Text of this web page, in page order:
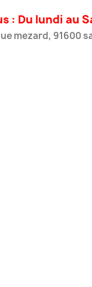
Du lundi au
mezard, 91600